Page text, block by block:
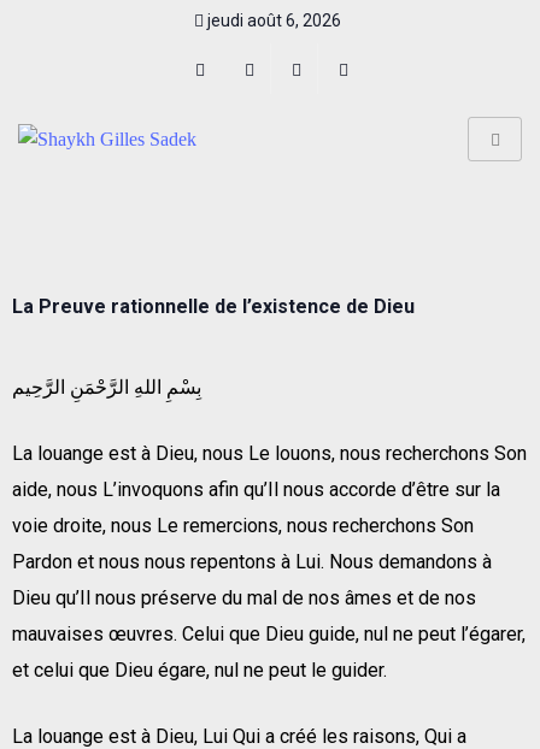
jeudi août 6, 2026
La Preuve rationnelle de l’existence de Dieu
بِسْمِ اللهِ الرَّحْمَنِ الرَّحِيم
La louange est à Dieu, nous Le louons, nous recherchons Son
aide, nous L’invoquons afin qu’Il nous accorde d’être sur la
voie droite, nous Le remercions, nous recherchons Son
Pardon et nous nous repentons à Lui. Nous demandons à
Dieu qu’Il nous préserve du mal de nos âmes et de nos
mauvaises œuvres. Celui que Dieu guide, nul ne peut l’égarer,
et celui que Dieu égare, nul ne peut le guider.
La louange est à Dieu, Lui Qui a créé les raisons, Qui a